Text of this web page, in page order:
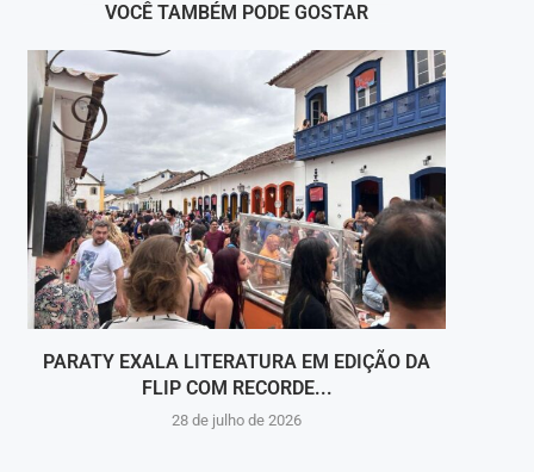
VOCÊ TAMBÉM PODE GOSTAR
PARATY EXALA LITERATURA EM EDIÇÃO DA
FLIP COM RECORDE...
28 de julho de 2026